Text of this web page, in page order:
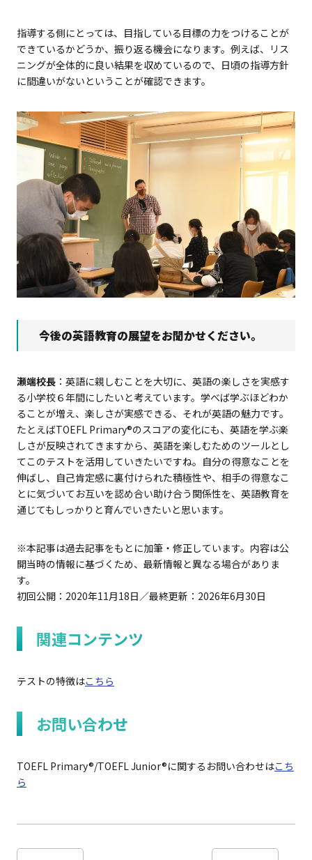
指導する側にとっては、目指している目標の力をつけることが
できているかどうか、振り返る機会になります。例えば、リス
ニングが全体的に良い結果を収めているので、日頃の指導方針
に間違いがないということが確認できます。
今後の英語教育の展望をお聞かせください。
瀬端校長 ：英語に親しむことを大切に、英語の楽しさを実感す
る小学校６年間にしたいと考えています。学べば学ぶほどわか
ることが増え、楽しさが実感できる、それが英語の魅力です。
たとえばTOEFL Primary®のスコアの変化にも、英語を学ぶ楽
しさが反映されてきますから、英語を楽しむためのツールとし
てこのテストを活用していきたいですね。自分の得意なことを
伸ばし、自己肯定感に裏付けられた積極性や、相手の得意なこ
とに気づいてお互いを認め合い助け合う関係性を、英語教育を
通じてもしっかりと育んでいきたいと思います。
※本記事は過去記事をもとに加筆・修正しています。内容は公
開当時の情報に基づくため、最新情報と異なる場合がありま
す。
初回公開：2020年11月18日／最終更新：2026年6月30日
関連コンテンツ
テストの特徴はこちら
お問い合わせ
TOEFL Primary®/TOEFL Junior®に関するお問い合わせはこち
ら